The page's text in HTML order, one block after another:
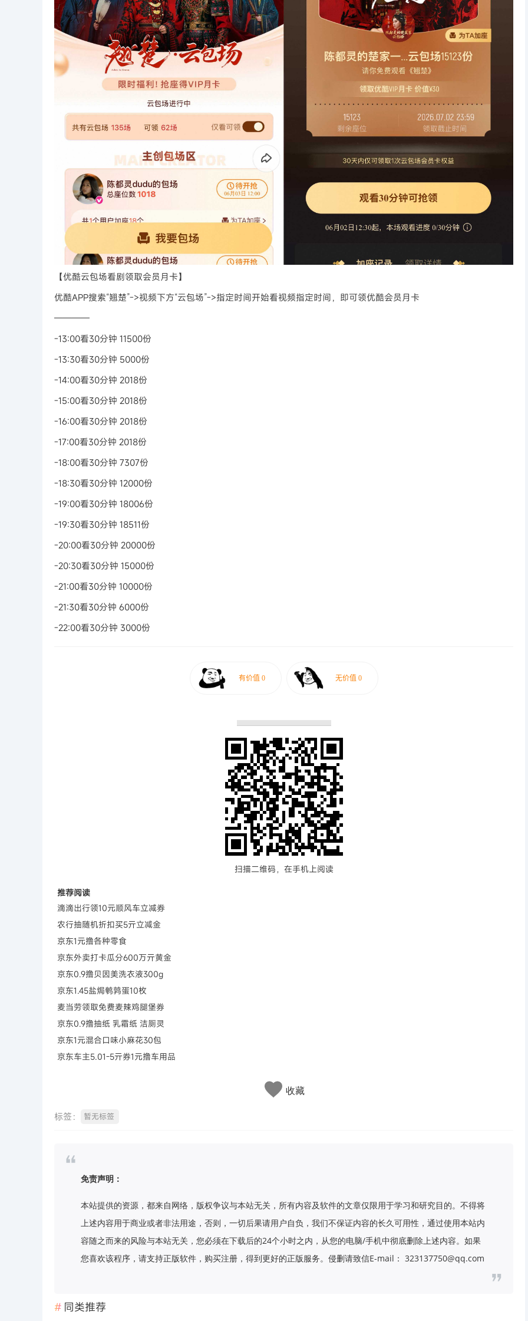
【优酷云包场看剧领取会员月卡】
优酷APP搜索“翘楚”->视频下方“云包场”->指定时间开始看视频指定时间，即可领优酷会员月卡
————
-13:00看30分钟 11500份
-13:30看30分钟 5000份
-14:00看30分钟 2018份
-15:00看30分钟 2018份
-16:00看30分钟 2018份
-17:00看30分钟 2018份
-18:00看30分钟 7307份
-18:30看30分钟 12000份
-19:00看30分钟 18006份
-19:30看30分钟 18511份
-20:00看30分钟 20000份
-20:30看30分钟 15000份
-21:00看30分钟 10000份
-21:30看30分钟 6000份
-22:00看30分钟 3000份
扫描二维码，在手机上阅读
推荐阅读
滴滴出行领10元顺风车立减券
农行抽随机折扣买5亓立减金
京东1元撸各种零食
京东外卖打卡瓜分600万亓黄金
京东0.9撸贝因美洗衣液300g
京东1.45盐焗鹌鹑蛋10枚
麦当劳领取免费麦辣鸡腿堡券
京东0.9撸抽纸 乳霜纸 洁厕灵
京东1元混合口味小麻花30包
京东车主5.01-5亓券1元撸车用品
收藏
标签： 暂无标签
免责声明：
本站提供的资源，都来自网络，版权争议与本站无关，所有内容及软件的文章仅限用于学习和研究目的。不得将
上述内容用于商业或者非法用途，否则，一切后果请用户自负，我们不保证内容的长久可用性，通过使用本站内
容随之而来的风险与本站无关，您必须在下载后的24个小时之内，从您的电脑/手机中彻底删除上述内容。如果
您喜欢该程序，请支持正版软件，购买注册，得到更好的正版服务。侵删请致信E-mail： 323137750@qq.com
同类推荐